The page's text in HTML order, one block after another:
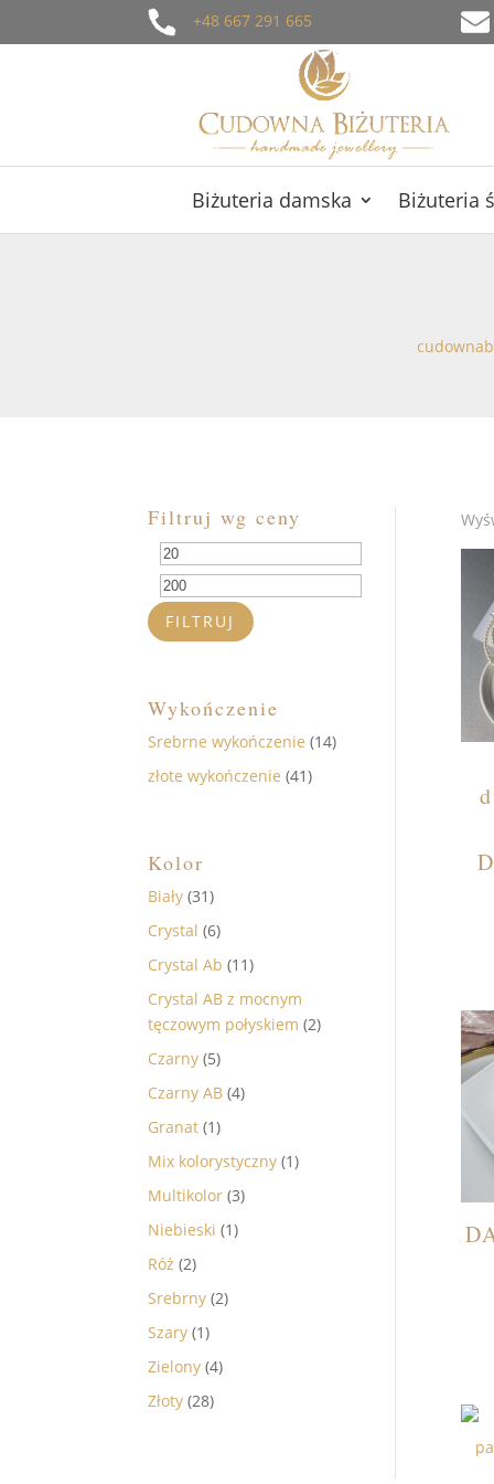
+48 667 291 665
Biżuteria damska Biżuteria
Filtruj wg ceny
Cena
min
FILTRUJ
Wykończenie
Srebrne wykończenie (14)
złote wykończenie (41)
Kolor
Biały (31)
Crystal (6)
Crystal Ab (11)
Crystal AB z mocnym
tęczowym połyskiem (2)
Czarny (5)
Czarny AB (4)
Granat (1)
Mix kolorystyczny (1)
Multikolor (3)
Niebieski (1)
Róż (2)
Srebrny (2)
Szary (1)
Zielony (4)
Złoty (28)